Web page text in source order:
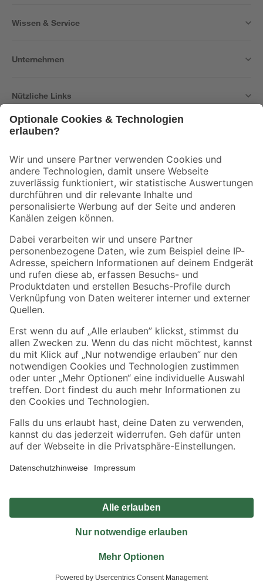
Wissen & Service
Unternehmen
Nützliche Links
Der toom Newsletter: Keine Angebote und Aktionen mehr verpassen!
Zur Newsletter Anmeldung
Folge uns
Zahlungsarten Versandarten
Sicher einkaufen
Jetzt die toom-App herunterladen
Alle Preisangaben in EUR inkl. gesetzl. MwSt.. Die dargestellten Angebote sind unter
Umständen nicht in allen Märkten verfügbar. Die angegebenen Verfügbarkeiten beziehen
Produkte nur solange der Vorrat reicht.
*Paketversand ab 59 € versandkostenfrei, gilt nicht für Artikel mit Speditionsversand, hier
Privatsphäre Impressum
Nutzungsbedingungen
Widerrufsrecht
Vertrag widerrufen
© 2026 toom Baumarkt GmbH